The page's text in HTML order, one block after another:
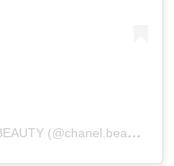
Post udostępniony przez CHANEL BEAUTY (@chanel.beauty)